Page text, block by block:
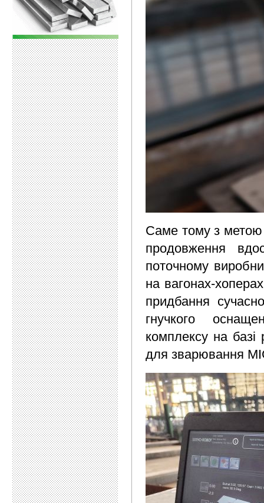
Саме тому з метою
продовження
поточному
на вагонах-
придбання
гнучкого
комплексу на базі
для зварювання